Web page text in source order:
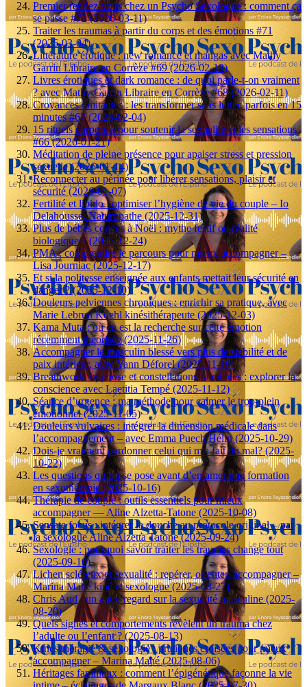
Premier rendez-vous chez un Psycho Sexologue : comment ça
se passe #72 (2026-03-11)
Traiter les traumas à partir du corps et des émotions #71
(2026-03-04)
Littérature érotique : new romance et mangas avec Mathy
Garrin Libraire en Corrèze #69 (2026-02-18)
Livres érotiques et dark romance : de quoi parle-t-on vraiment
? avec Mathy Garrin Libraire en Corrèze #68 (2026-02-11)
Croyances limitantes : les transformer sans lutter, parfois en 15
minutes #67 (2026-02-04)
15 rituels corporels pour soutenir la sexualité et les sensations
#66 (2026-01-21)
Méditation de pleine présence pour apaiser stress et pression
sexuelle (2026-01-14)
Reconnecter au périnée pour libérer sensations, plaisir et
sécurité (2026-01-07)
Fertilité et libido : optimiser l’hygiène de vie du couple – Io
Delahousse, Naturopathe (2025-12-31)
Plus de bébés conçus à Noël : mythe festif ou réalité
biologique ? (2025-12-24)
PMA : comprendre le parcours pour mieux accompagner –
Lisa Journiac (2025-12-17)
Et si la politesse enseignée aux enfants mettait leur sécurité en
danger ? (2025-12-10)
Douleurs pelviennes chroniques : enrichir sa pratique, avec
Marie Lebrun Koehl kinésithérapeute (2025-12-03)
Kama Muta : où en est la recherche sur cette émotion
récemment théorisée (2025-11-26)
Accompagner le masculin blessé vers plus de stabilité et de
paix intérieur, avec Yann Déforel (2025-11-19)
Breathwork, hypnose et constellations familiales : explorer la
conscience avec Laetitia Tempé (2025-11-12)
Séance d’urgence : ma méthode pour calmer le trop-plein
émotionnel (2025-11-05)
Douleurs vulvaires : intégrer la dimension médicale dans
l’accompagnement – avec Emma Puech Hélin (2025-10-29)
Dois-je vraiment pardonner celui qui m'a fait du mal? (2025-
10-22)
Les questions qu’on se pose avant d’entamer une formation
en sexothérapie (2025-10-16)
Thérapie de couple : outils essentiels pour mieux
accompagner — Aline Alzetta-Tatone (2025-10-08)
Sensate focus : intégrer la douche au protocole original – par
la sexologue Aline Alzetta Tatone (2025-09-24)
Sexologie : pourquoi savoir traiter les traumas change tout
(2025-09-10)
Lichen scléreux et sexualité : repérer, orienter, accompagner –
Marina Mahé kiné et sexologue (2025-08-27)
Chris Aud : un autre regard sur la sexualité masculine (2025-
08-20)
Quels signes et comportements révèlent un trauma chez
l’adulte ou l’enfant ? (2025-08-13)
Kinésithérapie & sexologie : pratiques croisées pour mieux
accompagner – Marina Mahé (2025-08-06)
Héritages familiaux : comment l’épigénétique façonne la vie